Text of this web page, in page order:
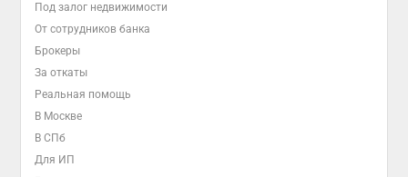
Под залог недвижимости
От сотрудников банка
Брокеры
За откаты
Реальная помощь
В Москве
В СПб
Для ИП